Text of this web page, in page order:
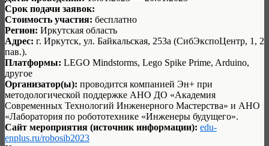
Срок подачи заявок:
Стоимость участия: бесплатно
Регион: Иркутская область
Адрес: г. Иркутск, ул. Байкальская, 253а (СибЭкспоЦентр, 1, 2
пав.).
Платформы: LEGO Mindstorms, Lego Spike Prime, Arduino,
другое
Организатор(ы): проводится компанией Эн+ при
методологической поддержке АНО ДО «Академия
Современных Технологий Инженерного Мастерства» и АНО
«Лаборатория по робототехнике «Инженеры будущего».
Сайт мероприятия (источник информации): edu-
enplus.ru/robosib2023